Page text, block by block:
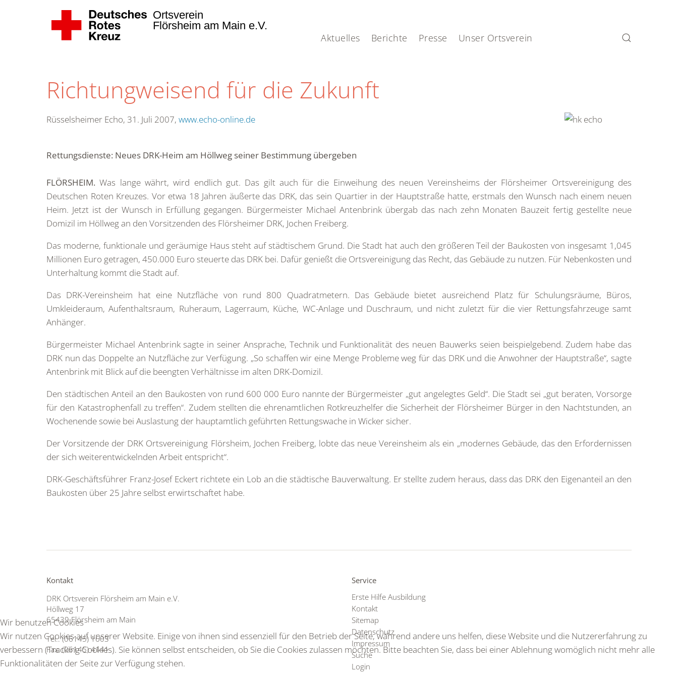
Zum Hauptinhalt springen
Ortsverein
Flörsheim am Main e.V.
Aktuelles
Berichte Presse Unser Ortsverein
Richtungweisend für die Zukunft
Rüsselsheimer Echo, 31. Juli 2007, www.echo-online.de
Rettungsdienste: Neues DRK-Heim am Höllweg seiner Bestimmung übergeben
FLÖRSHEIM. Was lange währt, wird endlich gut. Das gilt auch für die Einweihung des neuen Vereinsheims der Flörsheimer Ortsvereinigung des
Deutschen Roten Kreuzes. Vor etwa 18 Jahren äußerte das DRK, das sein Quartier in der Hauptstraße hatte, erstmals den Wunsch nach einem neuen
Heim. Jetzt ist der Wunsch in Erfüllung gegangen. Bürgermeister Michael Antenbrink übergab das nach zehn Monaten Bauzeit fertig gestellte neue
Domizil im Höllweg an den Vorsitzenden des Flörsheimer DRK, Jochen Freiberg.
Das moderne, funktionale und geräumige Haus steht auf städtischem Grund. Die Stadt hat auch den größeren Teil der Baukosten von insgesamt 1,045
Millionen Euro getragen, 450.000 Euro steuerte das DRK bei. Dafür genießt die Ortsvereinigung das Recht, das Gebäude zu nutzen. Für Nebenkosten und
Unterhaltung kommt die Stadt auf.
Das DRK-Vereinsheim hat eine Nutzfläche von rund 800 Quadratmetern. Das Gebäude bietet ausreichend Platz für Schulungsräume, Büros,
Umkleideraum, Aufenthaltsraum, Ruheraum, Lagerraum, Küche, WC-Anlage und Duschraum, und nicht zuletzt für die vier Rettungsfahrzeuge samt
Anhänger.
Bürgermeister Michael Antenbrink sagte in seiner Ansprache, Technik und Funktionalität des neuen Bauwerks seien beispielgebend. Zudem habe das
DRK nun das Doppelte an Nutzfläche zur Verfügung. „So schaffen wir eine Menge Probleme weg für das DRK und die Anwohner der Hauptstraße“, sagte
Antenbrink mit Blick auf die beengten Verhältnisse im alten DRK-Domizil.
Den städtischen Anteil an den Baukosten von rund 600 000 Euro nannte der Bürgermeister „gut angelegtes Geld“. Die Stadt sei „gut beraten, Vorsorge
für den Katastrophenfall zu treffen“. Zudem stellten die ehrenamtlichen Rotkreuzhelfer die Sicherheit der Flörsheimer Bürger in den Nachtstunden, an
Wochenende sowie bei Auslastung der hauptamtlich geführten Rettungswache in Wicker sicher.
Der Vorsitzende der DRK Ortsvereinigung Flörsheim, Jochen Freiberg, lobte das neue Vereinsheim als ein „modernes Gebäude, das den Erfordernissen
der sich weiterentwickelnden Arbeit entspricht“.
DRK-Geschäftsführer Franz-Josef Eckert richtete ein Lob an die städtische Bauverwaltung. Er stellte zudem heraus, dass das DRK den Eigenanteil an den
Baukosten über 25 Jahre selbst erwirtschaftet habe.
Kontakt
DRK Ortsverein Flörsheim am Main e.V.
Höllweg 17
65439 Flörsheim am Main
Tel.: (06145) 1603
Fax: (06145) 4141
Service
Erste Hilfe Ausbildung
Kontakt
Sitemap
Datenschutz
Impressum
Suche
Login
Wir benutzen Cookies
Wir nutzen Cookies auf unserer Website. Einige von ihnen sind essenziell für den Betrieb der Seite, während andere uns helfen, diese Website und die Nutzererfahrung zu
verbessern (Tracking Cookies). Sie können selbst entscheiden, ob Sie die Cookies zulassen möchten. Bitte beachten Sie, dass bei einer Ablehnung womöglich nicht mehr alle
Funktionalitäten der Seite zur Verfügung stehen.